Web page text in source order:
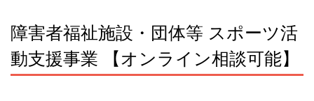
障害者福祉施設・団体等 スポーツ活
動支援事業 【オンライン相談可能】